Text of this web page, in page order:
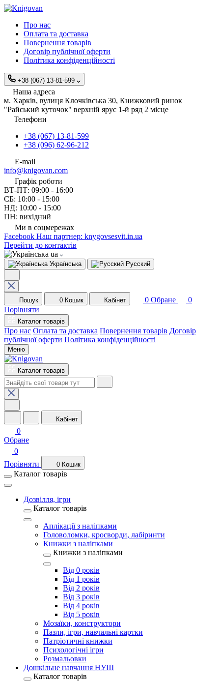
Про нас
Оплата та доставка
Повернення товарів
Договір публічної оферти
Політика конфіденційності
+38 (067) 13-81-599
Наша адреса
м. Харків, вулиця Клочківська 30, Книжковий ринок
"Райський куточок" верхній ярус 1-й ряд 2 місце
Телефони
+38 (067) 13-81-599
+38 (096) 62-96-212
E-mail
info@knigovan.com
Графік роботи
ВТ-ПТ: 09:00 - 16:00
СБ: 10:00 - 15:00
НД: 10:00 - 15:00
ПН: вихідний
Ми в соцмережах
Facebook Наш партнер: knygovsesvit.in.ua
Перейти до контактів
ua
Українська Русский
Пошук 0 Кошик Кабінет 0 Обране
0
Порівняти
Каталог товарів
Про нас Оплата та доставка Повернення товарів Договір
публічної оферти Політика конфіденційності
Меню
Каталог товарів
Кабінет
0
Обране
0
Порівняти
0 Кошик
Каталог товарів
Дозвілля, ігри
Каталог товарів
Аплікації з наліпками
Головоломки, кросворди, лабіринти
Книжки з наліпками
Книжки з наліпками
Від 0 років
Від 1 років
Від 2 років
Від 3 років
Від 4 років
Від 5 років
Мозаїки, конструктори
Пазли, ігри, навчальні картки
Патріотичні книжки
Психологічні ігри
Розмальовки
Дошкільне навчання НУШ
Каталог товарів